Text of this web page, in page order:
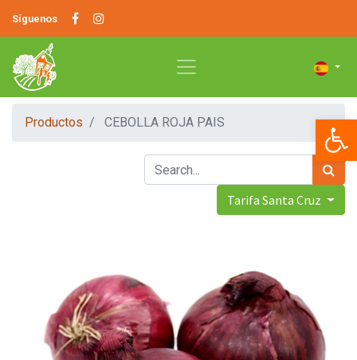
Síguenos
Productos CEBOLLA ROJA PAIS
Tarifa Santa Cruz